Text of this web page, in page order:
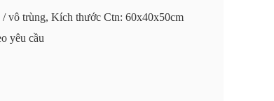
/ vô trùng, Kích thước Ctn: 60x40x50cm
yêu cầu